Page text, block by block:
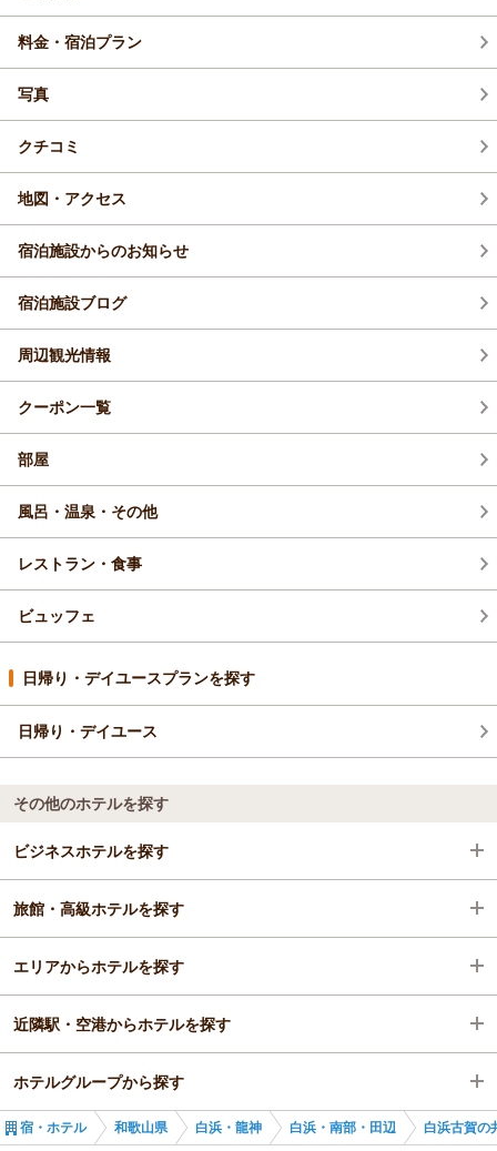
料金・宿泊プラン
写真
クチコミ
地図・アクセス
宿泊施設からのお知らせ
宿泊施設ブログ
周辺観光情報
クーポン一覧
部屋
風呂・温泉・その他
レストラン・食事
ビュッフェ
日帰り・デイユースプランを探す
日帰り・デイユース
その他のホテルを探す
ビジネスホテルを探す
和歌山県
白浜・龍神
白浜・南部・田辺
白浜駅
旅館・高級ホテルを探す
和歌山県
エリアからホテルを探す
和歌山県
白浜・龍神
白浜・南部・田辺
近隣駅・空港からホテルを探す
白浜駅
紀伊富田駅
ホテルグループから探す
全国のKarakami HOTELS&RESORTS
宿・ホテル 和歌山県 白浜・龍神 白浜・南部・田辺 白浜古賀の